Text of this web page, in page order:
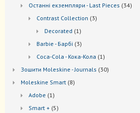
Останні екземпляри - Last Pieces 3434
Contrast Collection 33
Decorated 1 1
Barbie - Барбі 33
Coca-Cola - Кока-Кола 1 1
Зошити Moleskine - Journals 3030
Моleskine Smart 88
Adobe 1 1
Smart + 55